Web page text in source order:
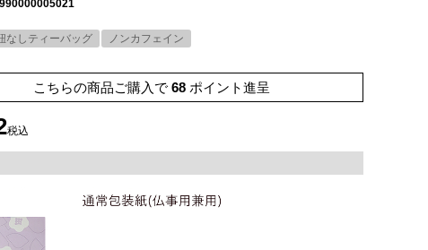
なしティーバッグ ノンカフェイン
こちらの商品ご購入で 68 ポイント進呈
税込